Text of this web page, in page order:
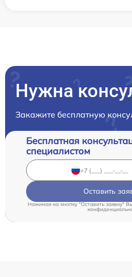
Нужна
Закажите бесплатную
Бесплатная
специалистом
Оставить
Нажимая на кнопку "Оставить заявку"